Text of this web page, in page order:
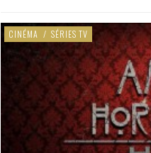
CINÉMA / SÉRIES TV